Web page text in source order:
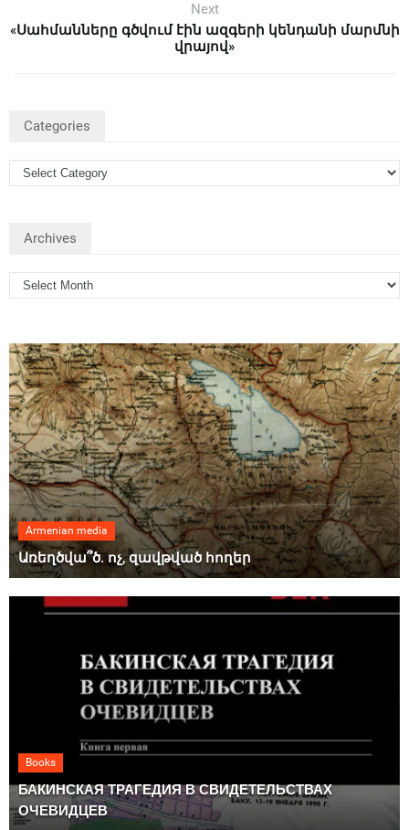
Next
«Սահմանները գծվում էին ազգերի կենդանի մարմնի
վրայով»
Categories
Archives
Armenian media
Առեղծվա՞ծ. ոչ, զավթված հողեր
Books
БАКИНСКАЯ ТРАГЕДИЯ В СВИДЕТЕЛЬСТВАХ
ОЧЕВИДЦЕВ